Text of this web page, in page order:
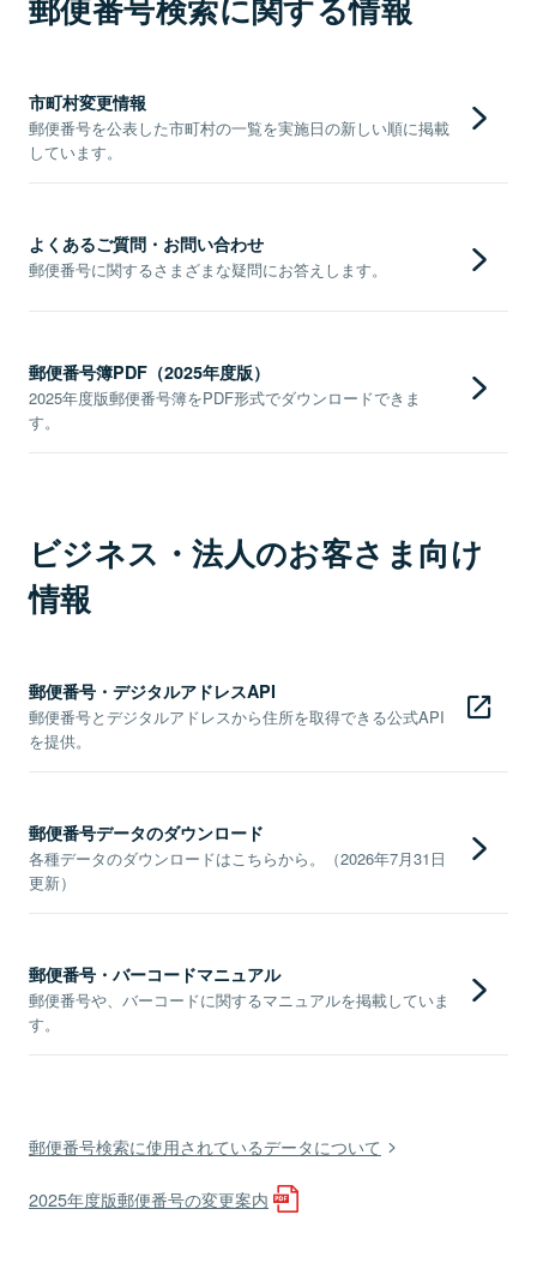
郵便番号検索に関する情報
市町村変更情報
郵便番号を公表した市町村の一覧を実施日の新しい順に掲載
しています。
よくあるご質問・お問い合わせ
郵便番号に関するさまざまな疑問にお答えします。
郵便番号簿PDF（2025年度版）
2025年度版郵便番号簿をPDF形式でダウンロードできま
す。
ビジネス・法人のお客さま向け
情報
郵便番号・デジタルアドレスAPI
郵便番号とデジタルアドレスから住所を取得できる公式API
を提供。
郵便番号データのダウンロード
各種データのダウンロードはこちらから。（2026年7月31日
更新）
郵便番号・バーコードマニュアル
郵便番号や、バーコードに関するマニュアルを掲載していま
す。
郵便番号検索に使用されているデータについて
2025年度版郵便番号の変更案内